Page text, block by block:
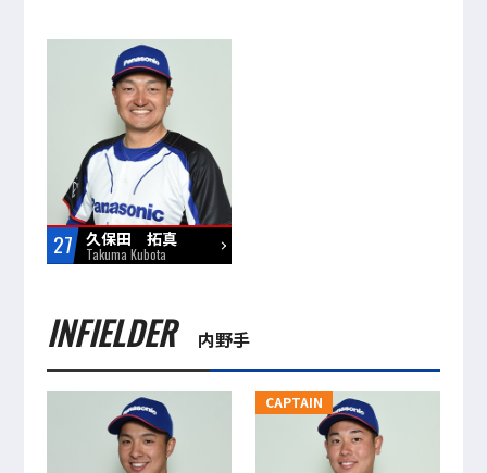
27 久保田 拓真
Takuma Kubota
INFIELDER 内野手
CAPTAIN